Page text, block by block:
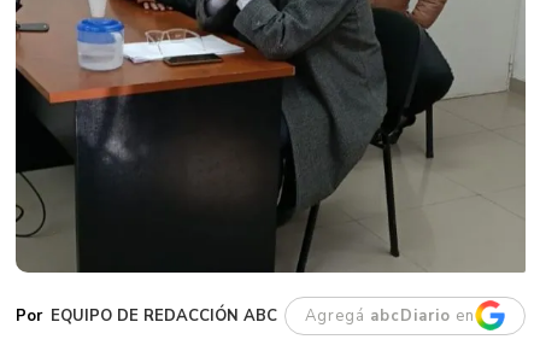
EQUIPO DE REDACCIÓN ABC Agregá abcDiario en